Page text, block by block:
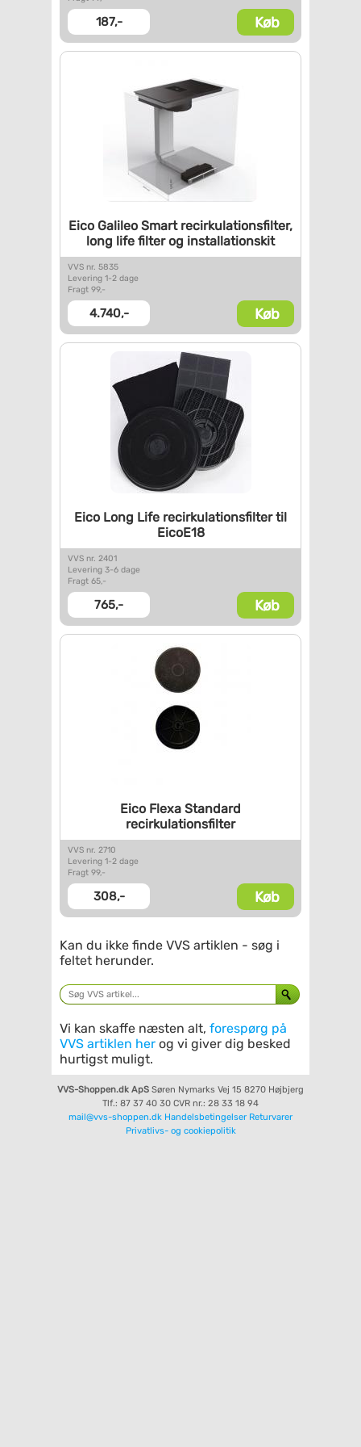
187,- Køb
Eico Galileo Smartrecirkulationsfilter,
long life filter og installationskit
VVS nr. 5835
Levering 1-2 dage
Fragt 99,-
4.740,- Køb
Eico Long Life recirkulationsfilter til
EicoE18
VVS nr. 2401
Levering 3-6 dage
Fragt 65,-
765,- Køb
Eico Flexa Standard
recirkulationsfilter
VVS nr. 2710
Levering 1-2 dage
Fragt 99,-
308,- Køb
Kan du ikke finde VVS artiklen - søg i
feltet herunder.
Vi kan skaffe næsten alt, forespørg på
VVS artiklen her og vi giver dig besked
hurtigst muligt.
VVS-Shoppen.dk ApS Søren Nymarks Vej 15 8270 Højbjerg
Tlf.: 87 37 40 30 CVR nr.: 28 33 18 94
mail@vvs-shoppen.dk Handelsbetingelser Returvarer
Privatlivs- og cookiepolitik